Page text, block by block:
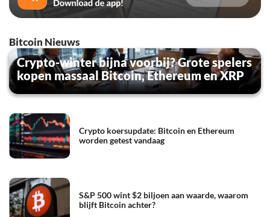
Bitcoin Nieuws
Crypto-winter bijna voorbij? Grote spelers
kopen massaal Bitcoin, Ethereum en XRP
Crypto koersupdate: Bitcoin en Ethereum
worden getest vandaag
S&P 500 wint $2 biljoen aan waarde, waarom
blijft Bitcoin achter?